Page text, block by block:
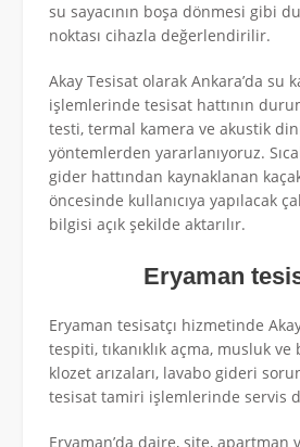
su sayacının boşa dönmesi gibi
noktası cihazla değerlendirilir.
Akay Tesisat olarak Ankara’da su
işlemlerinde tesisat hattının
testi, termal kamera ve akustik
yöntemlerden yararlanıyoruz.
gider hattından kaynaklanan
öncesinde kullanıcıya yapılacak
bilgisi açık şekilde aktarılır.
Eryaman
Eryaman tesisatçı hizmetinde
tespiti, tıkanıklık açma, musluk
klozet arızaları, lavabo gideri
tesisat tamiri işlemlerinde servis
Eryaman’da daire, site, apartman